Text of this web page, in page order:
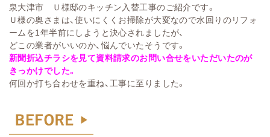
泉大津市 Ｕ様邸のキッチン入替工事のご紹介です。
Ｕ様の奥さまは、使いにくくお掃除が大変なので水回りのリフォ
ームを1年半前にしようと決心されましたが、
どこの業者がいいのか、悩んでいたそうです。
新聞折込チラシを見て資料請求のお問い合せをいただいたのが
きっかけでした。
何回か打ち合わせを重ね、工事に至りました。